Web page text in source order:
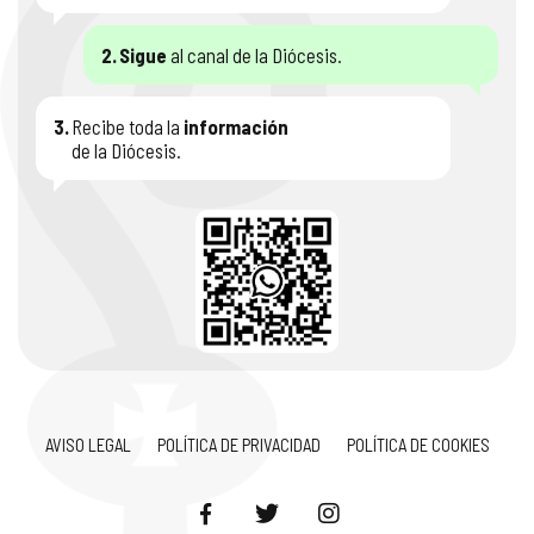
2. Sigue al canal de la Diócesis.
3. Recibe toda la información
de la Diócesis.
AVISO LEGAL POLÍTICA DE PRIVACIDAD POLÍTICA DE COOKIES